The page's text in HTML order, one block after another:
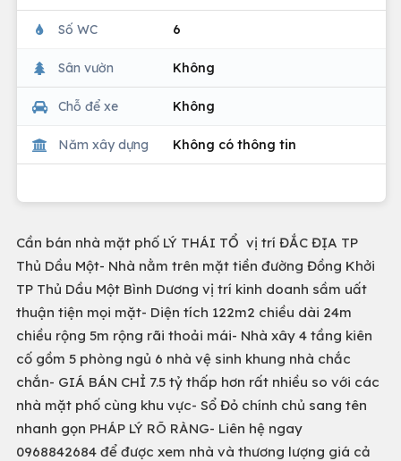
Số WC 6
Sân vườn Không
Chỗ để xe Không
Năm xây dựng Không có thông tin
Cần bán nhà mặt phố LÝ THÁI TỔ vị trí ĐẮC ĐỊA TP
Thủ Dầu Một- Nhà nằm trên mặt tiền đường Đồng Khởi
TP Thủ Dầu Một Bình Dương vị trí kinh doanh sầm uất
thuận tiện mọi mặt- Diện tích 122m2 chiều dài 24m
chiều rộng 5m rộng rãi thoải mái- Nhà xây 4 tầng kiên
cố gồm 5 phòng ngủ 6 nhà vệ sinh khung nhà chắc
chắn- GIÁ BÁN CHỈ 7.5 tỷ thấp hơn rất nhiều so với các
nhà mặt phố cùng khu vực- Sổ Đỏ chính chủ sang tên
nhanh gọn PHÁP LÝ RÕ RÀNG- Liên hệ ngay
0968842684 để được xem nhà và thương lượng giá cả